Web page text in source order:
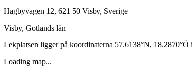
Hagbyvagen 12, 621 50 Visby, Sverige
Visby, Gotlands län
Lekplatsen ligger på koordinaterna 57.6138°N, 18.2870°Ö i
Loading map...